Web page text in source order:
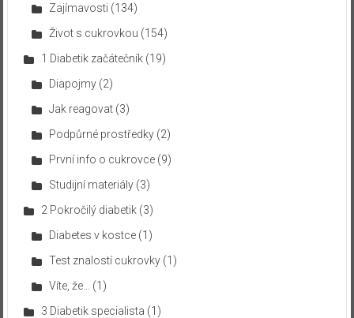
Zajímavosti (134)
Život s cukrovkou (154)
1 Diabetik začátečník(19)
Diapojmy(2)
Jak reagovat(3)
Podpůrné prostředky(2)
První info o cukrovce(9)
Studijní materiály(3)
2 Pokročilý diabetik(3)
Diabetes v kostce(1)
Test znalostí cukrovky(1)
Víte, že…
(1)
3 Diabetik specialista (1)